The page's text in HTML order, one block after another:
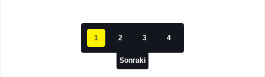
1 2 3 4
Sonraki